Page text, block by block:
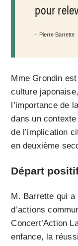
pour
Pierre Barrette
Mme Grondin
culture
l’importance de
dans un
de l’implication
en deuxième
Départ
M. Barrette qui a
d’actions
Concert’Action
enfance, la